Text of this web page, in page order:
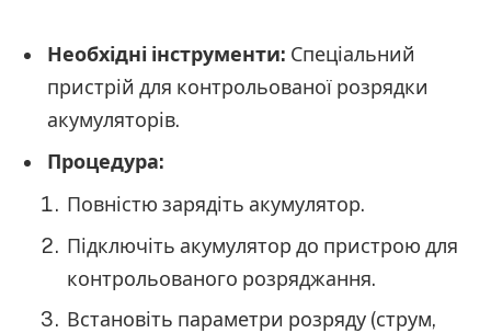
Необхідні інструменти: Спеціальний
пристрій для контрольованої розрядки
акумуляторів.
Процедура:
Повністю зарядіть акумулятор.
Підключіть акумулятор до пристрою для
контрольованого розряджання.
Встановіть параметри розряду (струм,